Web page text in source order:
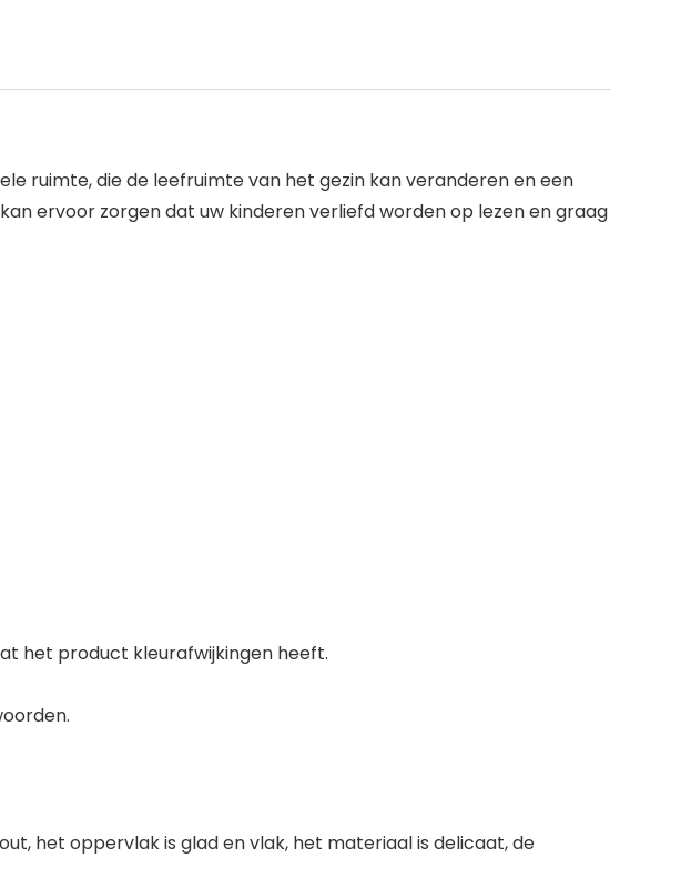
ruimte, die de leefruimte van het gezin kan veranderen en een
ervoor zorgen dat uw kinderen verliefd worden op lezen en graag
het product kleurafwijkingen heeft.
het oppervlak is glad en vlak, het materiaal is delicaat, de